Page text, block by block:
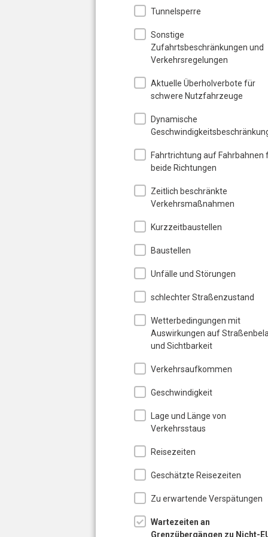
Tunnelsperre
Sonstige
Zufahrtsbeschränkungen und
Verkehrsregelungen
Aktuelle Überholverbote für
schwere Nutzfahrzeuge
Dynamische
Fahrtrichtung auf Fahrbahnen
beide Richtungen
Zeitlich beschränkte
Verkehrsmaßnahmen
Kurzzeitbaustellen
Baustellen
Unfälle und Störungen
schlechter Straßenzustand
Wetterbedingungen mit
Auswirkungen auf
und Sichtbarkeit
Verkehrsaufkommen
Geschwindigkeit
Lage und Länge von
Verkehrsstaus
Reisezeiten
Geschätzte Reisezeiten
Zu erwartende Verspätungen
Wartezeiten an
Grenzübergängen zu Nicht-